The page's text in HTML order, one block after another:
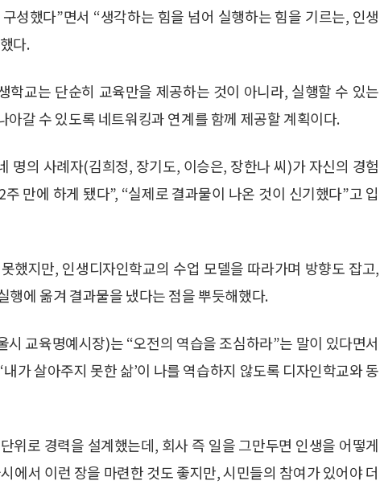
성했다”면서 “생각하는 힘을 넘어 실행하는 힘을 기르는, 인생
다.
학교는 단순히 교육만을 제공하는 것이 아니라, 실행할 수 있는
갈 수 있도록 네트워킹과 연계를 함께 제공할 계획이다.
명의 사례자(김희정, 장기도, 이승은, 장한나 씨)가 자신의 경험
만에 하게 됐다”, “실제로 결과물이 나온 것이 신기했다”고 입
했지만, 인생디자인학교의 수업 모델을 따라가며 방향도 잡고,
행에 옮겨 결과물을 냈다는 점을 뿌듯해했다.
교육명예시장)는 “오전의 역습을 조심하라”는 말이 있다면서
가 살아주지 못한 삶’이 나를 역습하지 않도록 디자인학교와 동
위로 경력을 설계했는데, 회사 즉 일을 그만두면 인생을 어떻게
에서 이런 장을 마련한 것도 좋지만, 시민들의 참여가 있어야 더